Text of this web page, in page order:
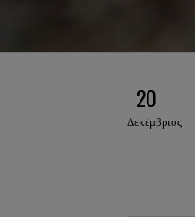
20
Δεκέμβριος